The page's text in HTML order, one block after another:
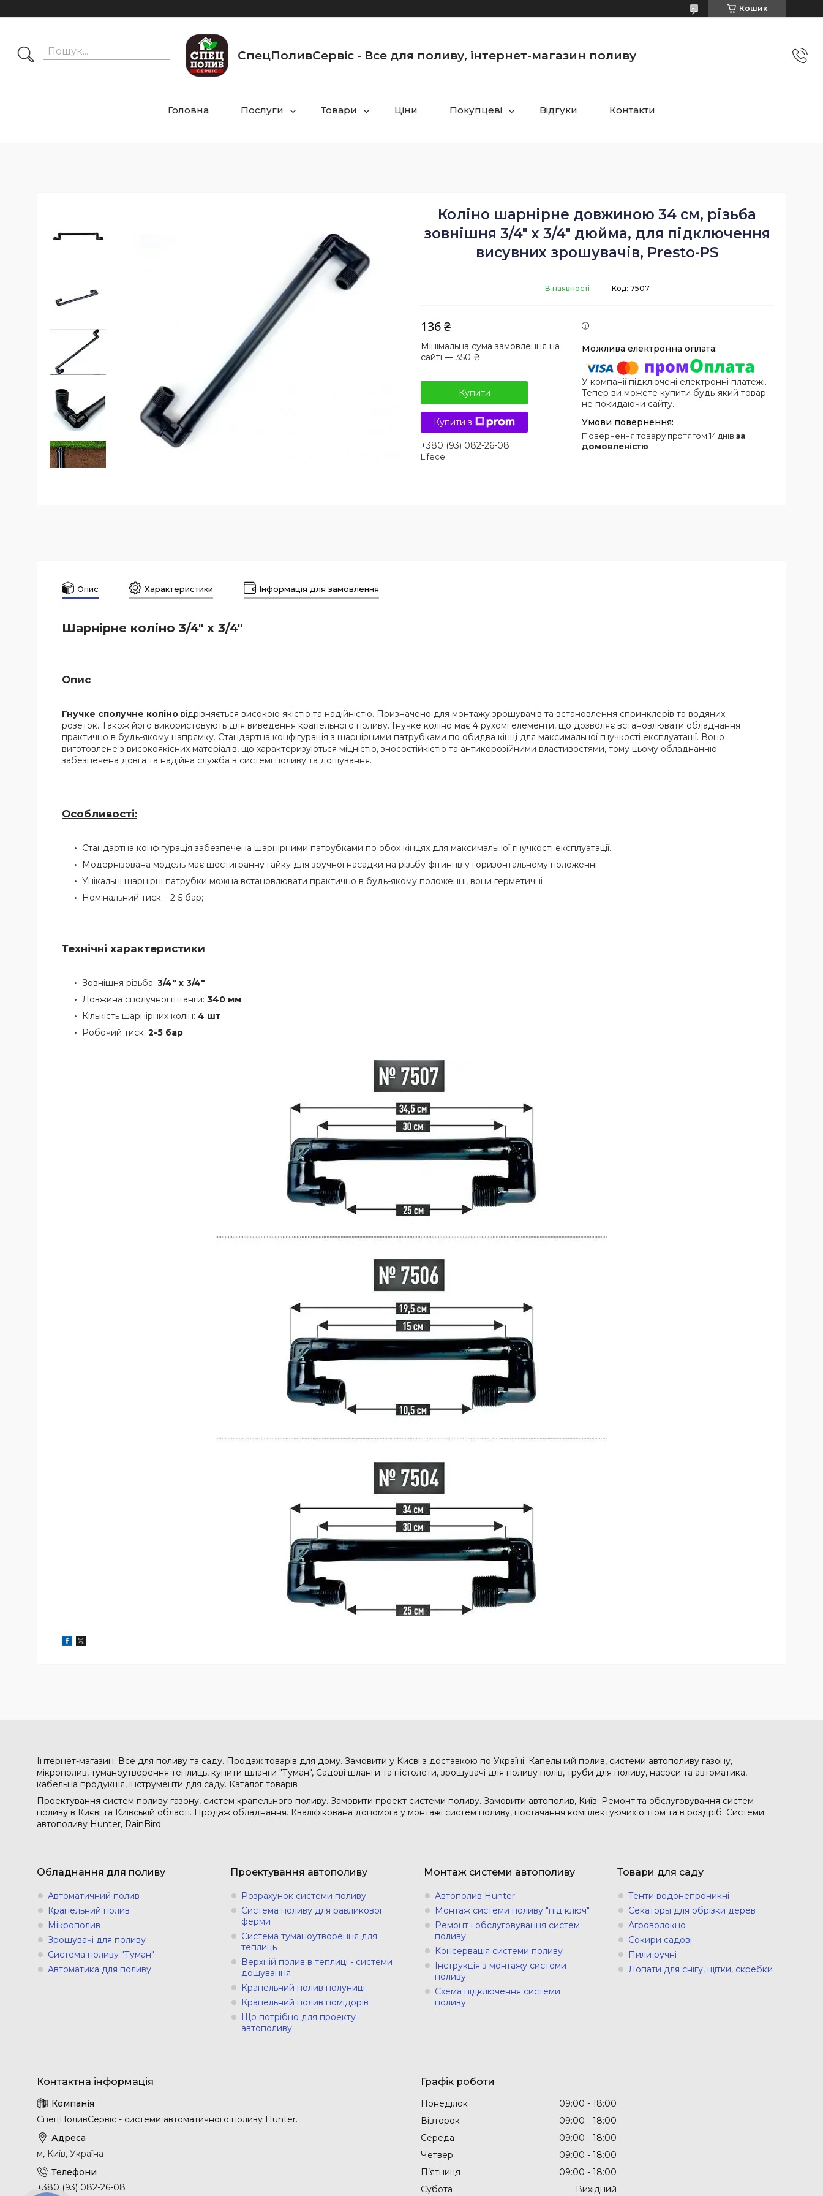
Кошик
СпецПоливСервіс - Все для поливу, інтернет-магазин поливу
Головна Послуги Товари Ціни Покупцеві Відгуки Контакти
Коліно шарнірне довжиною 34 см, різьба
зовнішня 3/4" х 3/4" дюйма, для підключення
висувних зрошувачів, Presto-PS
В наявності Код: 7507
136 ₴
Мінімальна сума замовлення на
сайті — 350 ₴
Купити
Купити з
+380 (93) 082-26-08
Lifecell
У компанії підключені електронні платежі.
Тепер ви можете купити будь-який товар
не покидаючи сайту.
повернення товару протягом 14 днів за
домовленістю
Опис Характеристики Інформація для замовлення
Шарнірне коліно 3/4" х 3/4"
Опис
Гнучке сполучне коліно відрізняється високою якістю та надійністю. Призначено для монтажу зрошувачів та встановлення спринклерів та водяних
розеток. Також його використовують для виведення крапельного поливу. Гнучке коліно має 4 рухомі елементи, що дозволяє встановлювати обладнання
практично в будь-якому напрямку. Стандартна конфігурація з шарнірними патрубками по обидва кінці для максимальної гнучкості експлуатації. Воно
виготовлене з високоякісних матеріалів, що характеризуються міцністю, зносостійкістю та антикорозійними властивостями, тому цьому обладнанню
забезпечена довга та надійна служба в системі поливу та дощування.
Особливості:
Стандартна конфігурація забезпечена шарнірними патрубками по обох кінцях для максимальної гнучкості експлуатації.
Модернізована модель має шестигранну гайку для зручної насадки на різьбу фітингів у горизонтальному положенні.
Унікальні шарнірні патрубки можна встановлювати практично в будь-якому положенні, вони герметичні
Номінальний тиск – 2-5 бар;
Технічні характеристики
Зовнішня різьба: 3/4" х 3/4"
Довжина сполучної штанги: 340 мм
Кількість шарнірних колін: 4 шт
Робочий тиск: 2-5 бар
Інтернет-магазин. Все для поливу та саду. Продаж товарів для дому. Замовити у Києві з доставкою по Україні. Капельний полив, системи автополиву газону,
мікрополив, туманоутворення теплиць, купити шланги "Туман", Садові шланги та пістолети, зрошувачі для поливу полів, труби для поливу, насоси та автоматика,
кабельна продукція, інструменти для саду. Каталог товарів
Проектування систем поливу газону, систем крапельного поливу. Замовити проект системи поливу. Замовити автополив, Київ. Ремонт та обслуговування систем
поливу в Києві та Київській області. Продаж обладнання. Кваліфікована допомога у монтажі систем поливу, постачання комплектуючих оптом та в роздріб. Системи
автополиву Hunter, RainBird
Обладнання для поливу
Автоматичний полив
Крапельний полив
Мікрополив
Зрошувачі для поливу
Система поливу "Туман"
Автоматика для поливу
Проектування автополиву
Розрахунок системи поливу
Система поливу для равликової
ферми
Система туманоутворення для
теплиць
Верхній полив в теплиці - системи
дощування
Крапельний полив полуниці
Крапельний полив помідорів
Що потрібно для проекту
автополиву
Монтаж системи автополиву
Автополив Hunter
Монтаж системи поливу "під ключ"
Ремонт і обслуговування систем
поливу
Консервація системи поливу
Інструкція з монтажу системи
поливу
Схема підключення системи
поливу
Товари для саду
Тенти водонепроникні
Секаторы для обрізки дерев
Агроволокно
Сокири садові
Пили ручні
Лопати для снігу, щітки, скребки
СпецПоливСервіс - cистеми автоматичного поливу Hunter.
м, Київ, Україна
+380 (93) 082-26-08
Графік роботи
Понеділок 09:00
18:00
Вівторок
09:00
18:00
Середа
09:00
18:00
Четвер
09:00
18:00
Пʼятниця
09:00
18:00
Субота
Вихідний